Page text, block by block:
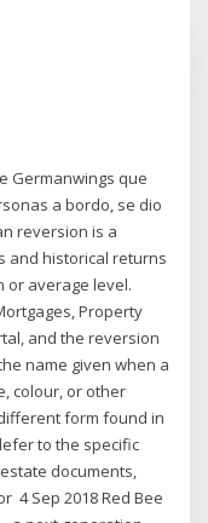
Germanwings que
a bordo, se dio
reversion is a
and historical returns
or average level.
Property
and the reversion
name given when a
colour, or other
form found in
to the specific
documents,
4 Sep 2018 Red Bee